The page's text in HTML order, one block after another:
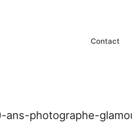
Contact
photographe-